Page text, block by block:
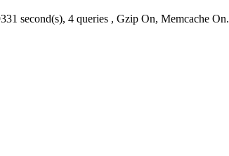
second(s), 4 queries , Gzip On, Memcache On.